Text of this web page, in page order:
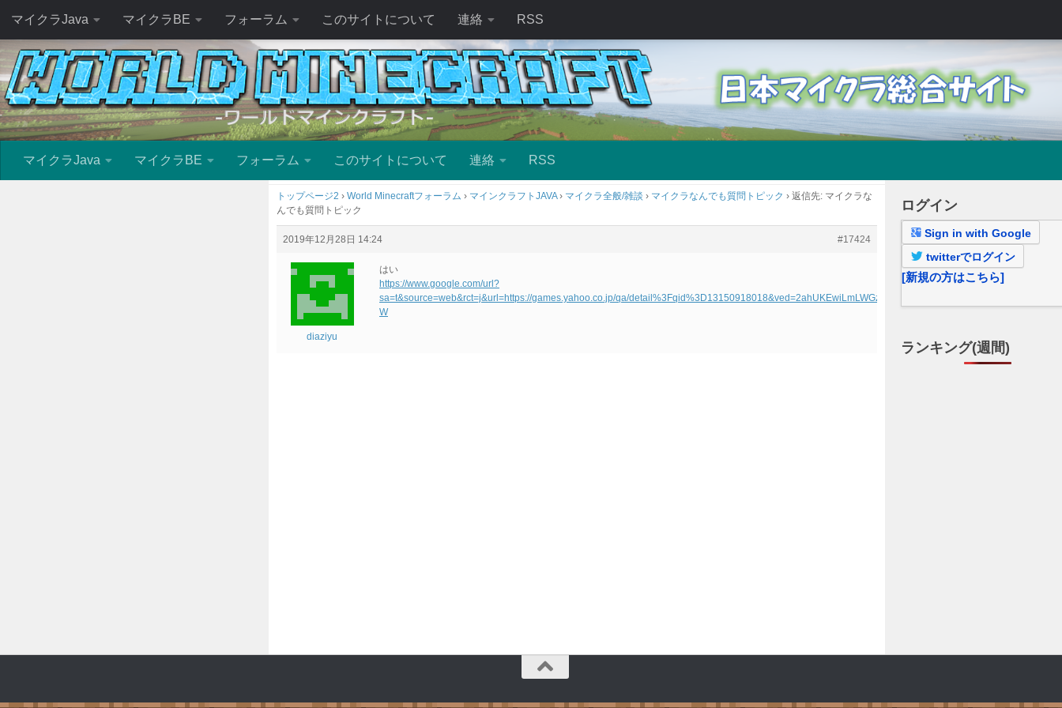
マイクラJava マイクラBE フォーラム このサイトについて 連絡 RSS
マイクラJava マイクラBE フォーラム このサイトについて 連絡 RSS
トップページ2 › World Minecraftフォーラム › マインクラフトJAVA › マイクラ全般/雑談 › マイクラなんでも質問トピック › 返信先: マイクラな
んでも質問トピック
2019年12月28日 14:24 #17424
diaziyu
はい
https://www.google.com/url?
sa=t&source=web&rct=j&url=https://games.yahoo.co.jp/qa/
W
ログイン
Sign in with Google
twitterでログイン
[新規の方はこちら]
ランキング(週間)